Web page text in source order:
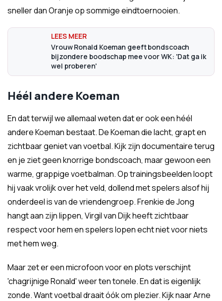
sneller dan Oranje op sommige eindtoernooien.
Vrouw Ronald Koeman geeft bondscoach
bijzondere boodschap mee voor WK: 'Dat ga ik
wel proberen'
Héél andere Koeman
En dat terwijl we allemaal weten dat er ook een héél
andere Koeman bestaat. De Koeman die lacht, grapt en
zichtbaar geniet van voetbal. Kijk zijn documentaire terug
en je ziet geen knorrige bondscoach, maar gewoon een
warme, grappige voetbalman. Op trainingsbeelden loopt
hij vaak vrolijk over het veld, dollend met spelers alsof hij
onderdeel is van de vriendengroep. Frenkie de Jong
hangt aan zijn lippen, Virgil van Dijk heeft zichtbaar
respect voor hem en spelers lopen echt niet voor niets
met hem weg.
Maar zet er een microfoon voor en plots verschijnt
'chagrijnige Ronald' weer ten tonele. En dat is eigenlijk
zonde. Want voetbal draait óók om plezier. Kijk naar Arne